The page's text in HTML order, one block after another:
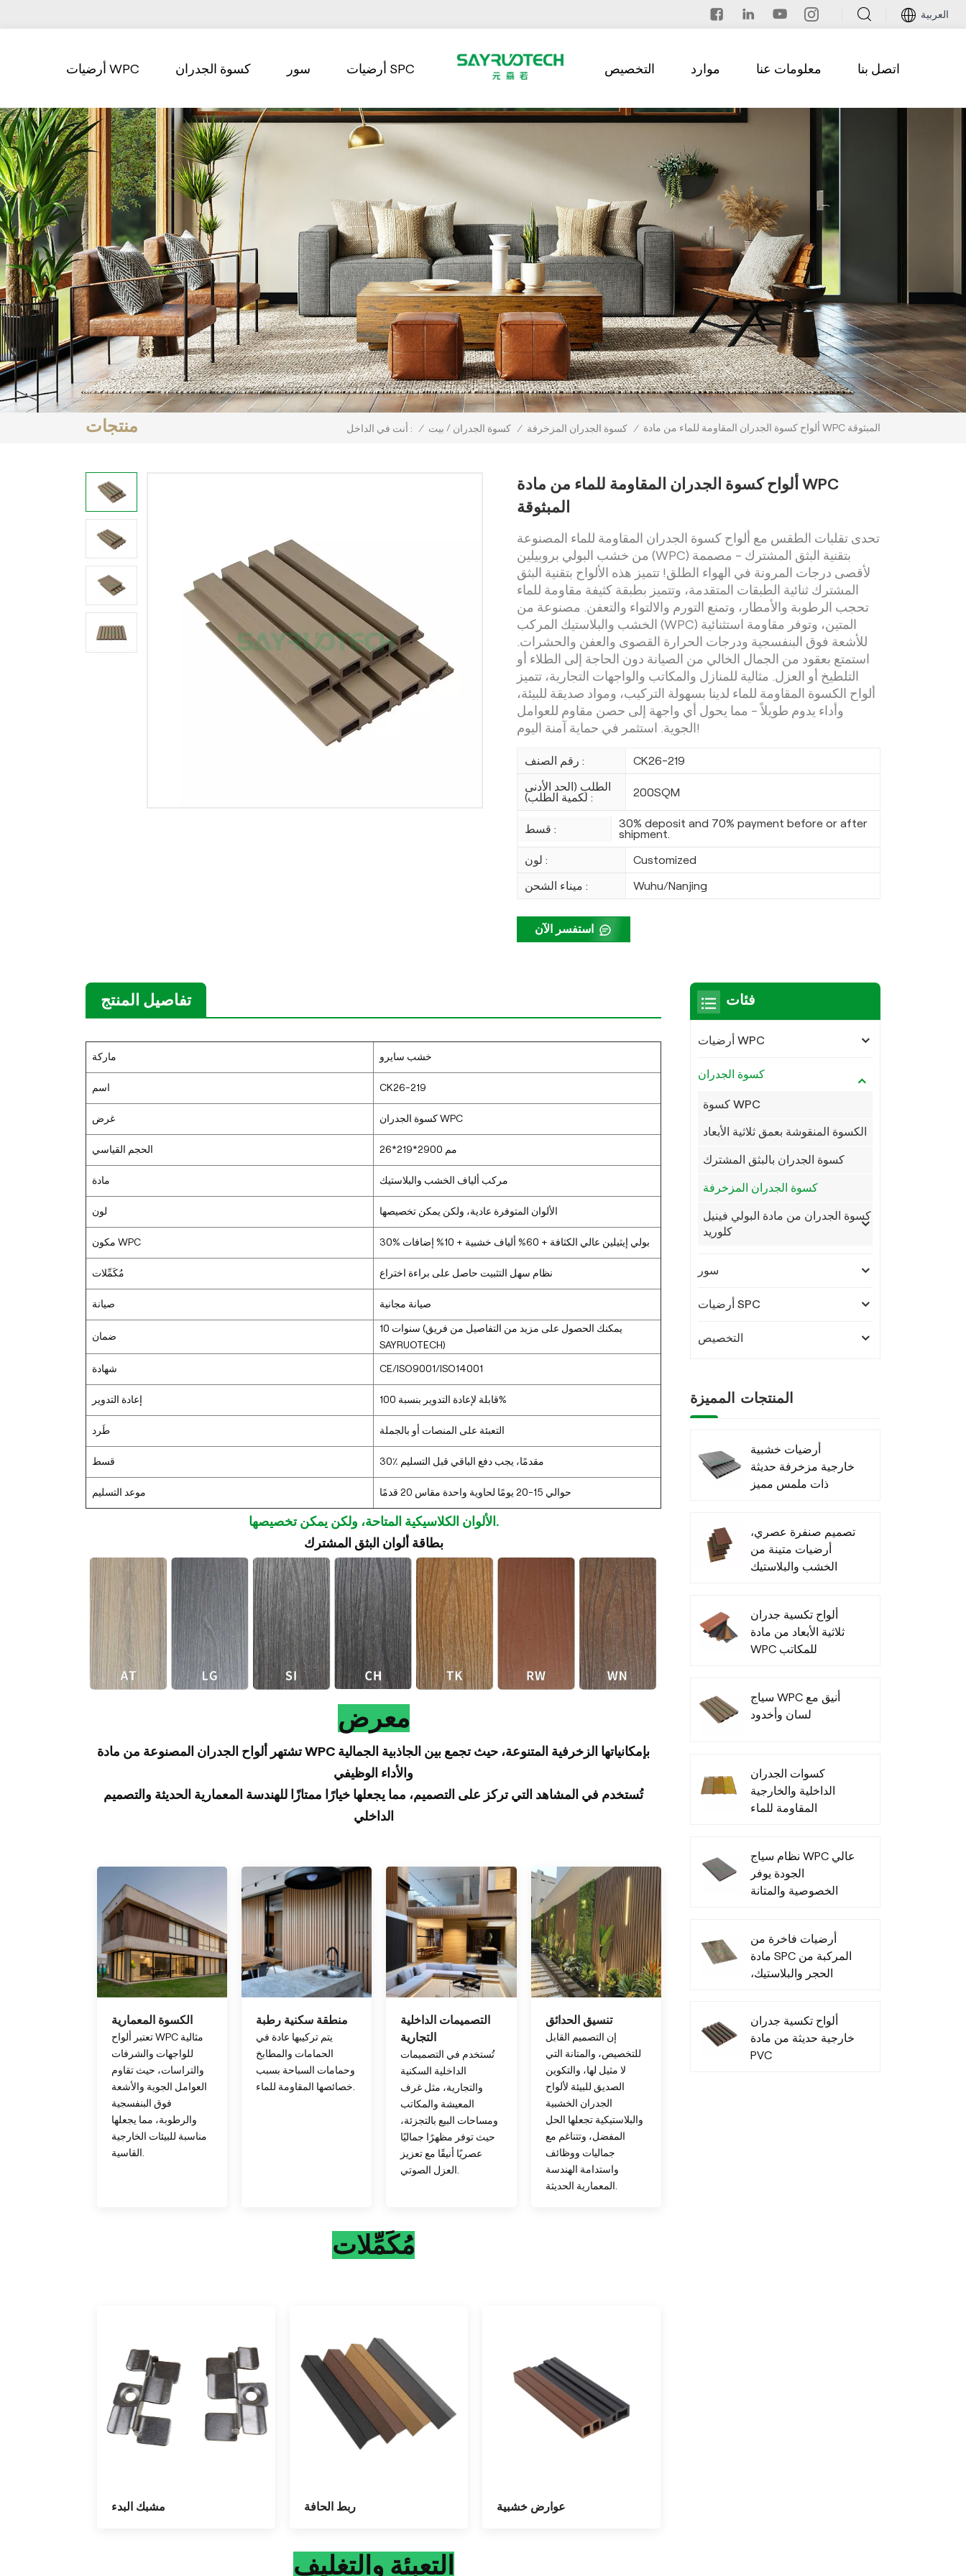
العربية
أرضيات WPC كسوة الجدران سور أرضيات SPC التخصيص موارد معلومات عنا اتصل بنا
منتجات أنت في الداخل : / بيت / كسوة الجدران / كسوة الجدران المزخرفة / ألواح كسوة الجدران المقاومة للماء من مادة WPC المبثوقة
ألواح كسوة الجدران المقاومة للماء من مادة WPC
المبثوقة
تحدى تقلبات الطقس مع ألواح كسوة الجدران المقاومة للماء المصنوعة
من خشب البولي بروبيلين (WPC) بتقنية البثق المشترك - مصممة
لأقصى درجات المرونة في الهواء الطلق! تتميز هذه الألواح بتقنية البثق
المشترك ثنائية الطبقات المتقدمة، وتتميز بطبقة كثيفة مقاومة للماء
تحجب الرطوبة والأمطار، وتمنع التورم والالتواء والتعفن. مصنوعة من
الخشب والبلاستيك المركب (WPC) المتين، وتوفر مقاومة استثنائية
للأشعة فوق البنفسجية ودرجات الحرارة القصوى والعفن والحشرات.
استمتع بعقود من الجمال الخالي من الصيانة دون الحاجة إلى الطلاء أو
التلطيخ أو العزل. مثالية للمنازل والمكاتب والواجهات التجارية، تتميز
ألواح الكسوة المقاومة للماء لدينا بسهولة التركيب، ومواد صديقة للبيئة،
وأداء يدوم طويلاً - مما يحول أي واجهة إلى حصن مقاوم للعوامل
الجوية. استثمر في حماية آمنة اليوم!
رقم الصنف : CK26-219
الطلب (الحد الأدنى
لكمية الطلب) :
200SQM
قسط :
30% deposit and 70% payment before or after
shipment.
لون : Customized
ميناء الشحن : Wuhu/Nanjing
استفسر الآن
تفاصيل المنتج
ماركة خشب سايرو
اسم CK26-219
غرض كسوة الجدران WPC
الحجم القياسي 26*219*2900 مم
مادة مركب ألياف الخشب والبلاستيك
لون الألوان المتوفرة عادية، ولكن يمكن تخصيصها
مكون WPC 30% بولي إيثيلين عالي الكثافة + 60% ألياف خشبية + 10% إضافات
مُكَمِّلات نظام سهل التثبيت حاصل على براءة اختراع
صيانة صيانة مجانية
ضمان
10 سنوات (يمكنك الحصول على مزيد من التفاصيل من فريق
SAYRUOTECH)
شهادة CE/ISO9001/ISO14001
إعادة التدوير قابلة لإعادة التدوير بنسبة 100%
طَرد التعبئة على المنصات أو بالجملة
قسط 30٪ مقدمًا، يجب دفع الباقي قبل التسليم
موعد التسليم حوالي 15-20 يومًا لحاوية واحدة مقاس 20 قدمًا
الألوان الكلاسيكية المتاحة، ولكن يمكن تخصيصها.
بطاقة ألوان البثق المشترك
معرض
تشتهر ألواح الجدران المصنوعة من مادة WPC بإمكانياتها الزخرفية المتنوعة، حيث تجمع بين الجاذبية الجمالية
والأداء الوظيفي
تُستخدم في المشاهد التي تركز على التصميم، مما يجعلها خيارًا ممتازًا للهندسة المعمارية الحديثة والتصميم
الداخلي
الكسوة المعمارية
تعتبر ألواح WPC مثالية
للواجهات والشرفات
والتراسات، حيث تقاوم
العوامل الجوية والأشعة
فوق البنفسجية
والرطوبة، مما يجعلها
مناسبة للبيئات الخارجية
منطقة سكنية رطبة
يتم تركيبها عادة في
الحمامات والمطابخ
وحمامات السباحة بسبب
التصميمات الداخلية
التجارية
تُستخدم في التصميمات
الداخلية السكنية
والتجارية، مثل غرف
المعيشة والمكاتب
ومساحات البيع بالتجزئة،
حيث توفر مظهرًا جماليًا
عصريًا أنيقًا مع تعزيز
تنسيق الحدائق
إن التصميم القابل
للتخصيص، والمتانة التي
لا مثيل لها، والتكوين
الصديق للبيئة لألواح
الجدران الخشبية
والبلاستيكية تجعلها الحل
المفضل، وتتناغم مع
جماليات ووظائف
واستدامة الهندسة
مُكَمِّلات
مشبك البدء ربط الحافة عوارض خشبية
التعبئة والتغليف
فئات
أرضيات WPC
كسوة الجدران
كسوة WPC
الكسوة المنقوشة بعمق ثلاثية الأبعاد
كسوة الجدران بالبثق المشترك
كسوة الجدران المزخرفة
كسوة الجدران من مادة البولي فينيل
كلوريد
سور
أرضيات SPC
التخصيص
المنتجات المميزة
أرضيات خشبية
خارجية مزخرفة حديثة
ذات ملمس مميز
تصميم صنفرة عصري،
أرضيات متينة من
الخشب والبلاستيك
ألواح تكسية جدران
ثلاثية الأبعاد من مادة
WPC للمكاتب
سياج WPC أنيق مع
لسان وأخدود
كسوات الجدران
الداخلية والخارجية
المقاومة للماء
نظام سياج WPC عالي
الجودة يوفر
الخصوصية والمتانة
أرضيات فاخرة من
مادة SPC المركبة من
الحجر والبلاستيك،
ألواح تكسية جدران
خارجية حديثة من مادة
PVC